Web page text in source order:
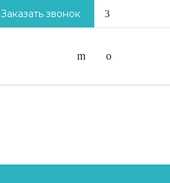
Заказать звонок